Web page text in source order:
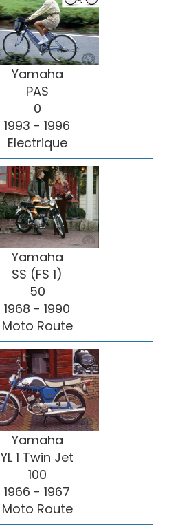
Yamaha
PAS
0
1993 - 1996
Electrique
Yamaha
SS (FS 1)
50
1968 - 1990
Moto Route
Yamaha
YL 1 Twin Jet
100
1966 - 1967
Moto Route